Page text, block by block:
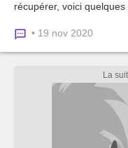
récupérer, voici quelques
• 19 nov 2020